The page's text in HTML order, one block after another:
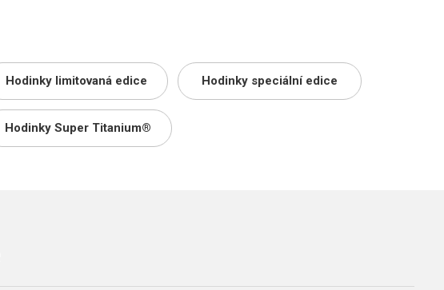
Hodinky limitovaná edice Hodinky speciální edice
Hodinky Super Titanium®